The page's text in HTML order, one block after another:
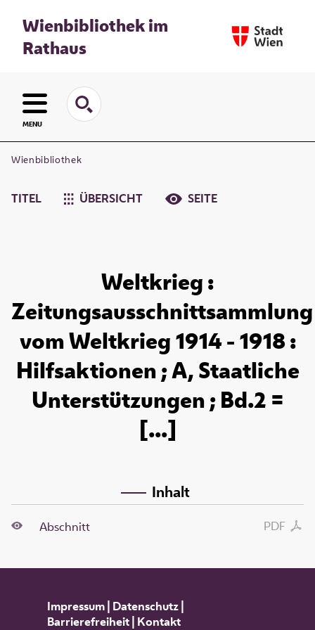
Wienbibliothek im
Rathaus
MENU
Wienbibliothek
TITEL ÜBERSICHT SEITE
Weltkrieg :
Zeitungsausschnittsammlung
vom Weltkrieg 1914 - 1918 :
Hilfsaktionen ; A, Staatliche
Unterstützungen ; Bd.2 =
[...]
Inhalt
PDF
Abschnitt
Impressum| Datenschutz|
Barrierefreiheit| Kontakt